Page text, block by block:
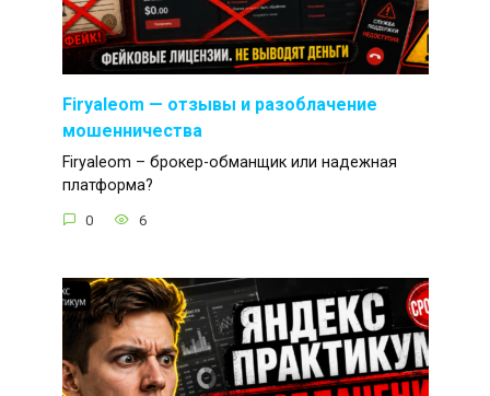
Firyaleom — отзывы и разоблачение
мошенничества
Firyaleom – брокер-обманщик или надежная
платформа?
0 6